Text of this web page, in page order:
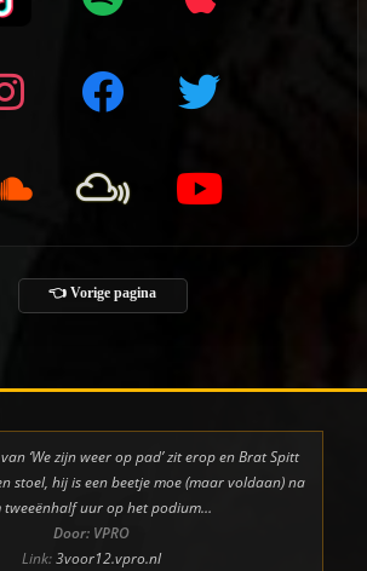
👈 Vorige pagina
‘We zijn weer op pad’ zit erop en Brat Spitt
stoel, hij is een beetje moe (maar voldaan) na
tweeënhalf uur op het podium…
Door: VPRO
Link:3voor12.vpro.nl